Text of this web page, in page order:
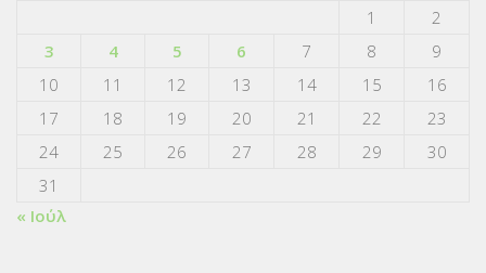
1
2
3
4 5 6 7 8
9
10
11 12 13 14 15
16
17
18 19 20 21 22
23
24
25 26 27 28 29
30
31
« Ιούλ